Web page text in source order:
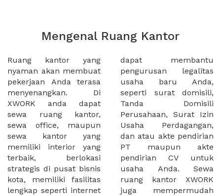
Mengenal Ruang Kantor
Ruang kantor yang
nyaman akan membuat
pekerjaan Anda terasa
menyenangkan. Di
XWORK anda dapat
sewa ruang kantor,
sewa office, maupun
sewa kantor yang
memiliki interior yang
terbaik, berlokasi
strategis di pusat bisnis
kota, memiliki fasilitas
lengkap seperti internet
dapat membantu
pengurusan legalitas
usaha baru Anda,
seperti surat domisili,
Tanda Domisili
Perusahaan, Surat Izin
Usaha Perdagangan,
dan atau akte pendirian
PT maupun akte
pendirian CV untuk
usaha Anda. Sewa
ruang kantor XWORK
juga mempermudah